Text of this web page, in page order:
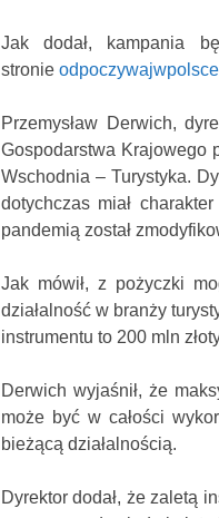
Jak dodał, kampania
stronie
Przemysław Derwich,
Gospodarstwa Krajowego
Wschodnia – Turystyka.
dotychczas miał
pandemią został
Jak mówił, z pożyczki
działalność w branży
instrumentu to 200 mln
Derwich wyjaśnił, że
może być w całości
bieżącą działalnością.
Dyrektor dodał, że zaletą